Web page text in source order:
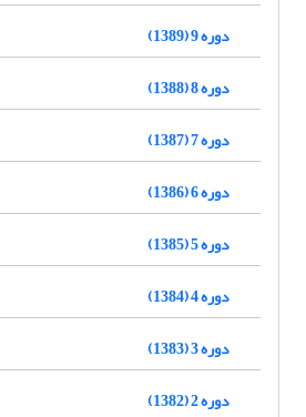
دوره 9 (1389)
دوره 8 (1388)
دوره 7 (1387)
دوره 6 (1386)
دوره 5 (1385)
دوره 4 (1384)
دوره 3 (1383)
دوره 2 (1382)